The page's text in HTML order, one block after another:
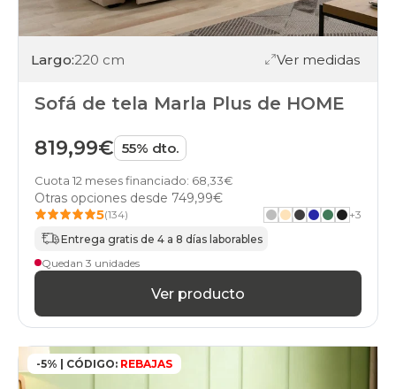
Largo:220 cm Ver medidas
Sofá de tela Marla Plus de HOME
819,99€ 55% dto.
Cuota 12 meses financiado: 68,33€
Otras opciones desde 749,99€
5(134) +3
Entrega gratis de 4 a 8 días laborables
Quedan 3 unidades
Ver producto
-5% | CÓDIGO: REBAJAS